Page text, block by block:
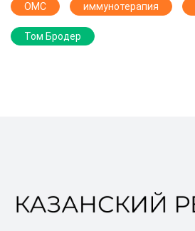
ОМС иммунотерапия
Том Бродер